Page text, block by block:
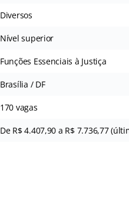
Diversos
Nível superior
Funções Essenciais à Justiça
Brasília / DF
170 vagas
De R$ 4.407,90 a R$ 7.736,77